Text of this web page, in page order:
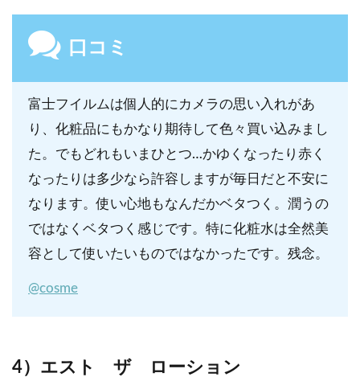
口コミ
富士フイルムは個人的にカメラの思い入れがあ
り、化粧品にもかなり期待して色々買い込みまし
た。でもどれもいまひとつ…かゆくなったり赤く
なったりは多少なら許容しますが毎日だと不安に
なります。使い心地もなんだかベタつく。潤うの
ではなくベタつく感じです。特に化粧水は全然美
容として使いたいものではなかったです。残念。
@cosme
4）エスト ザ ローション